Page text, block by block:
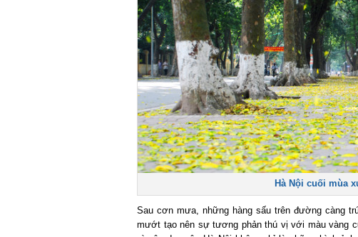
Hà Nội cuối mùa
Sau cơn mưa, những hàng sấu trên đường càng
mướt tạo nên sự tương phản thú vị với màu vàng